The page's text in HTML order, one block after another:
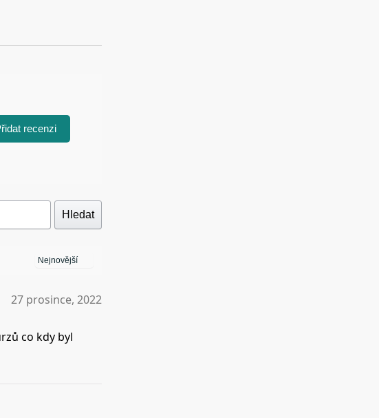
recenzi
Hledat
27 prosince, 2022
co kdy byl